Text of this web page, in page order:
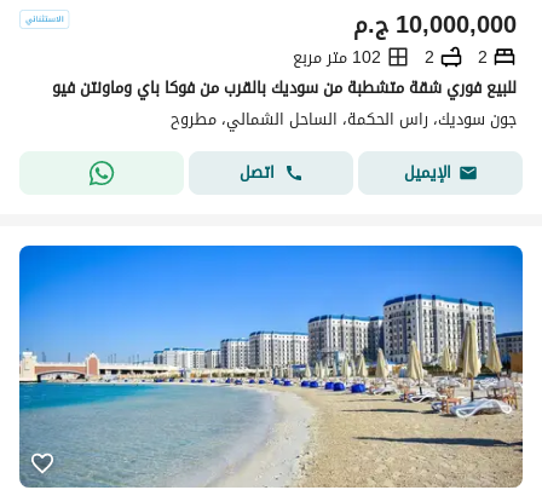
ج.م10,000,000
2
2
102 متر مربع
للبيع فوري شقة متشطبة من سوديك بالقرب من فوكا باي وماونتن فيو
جون سوديك، راس الحكمة، الساحل الشمالي، مطروح
الإيميل
اتصل